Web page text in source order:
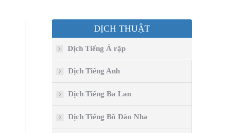
DỊCH THUẬT
Dịch Tiếng Ả rập
Dịch Tiếng Anh
Dịch Tiếng Ba Lan
Dịch Tiếng Bồ Đào Nha